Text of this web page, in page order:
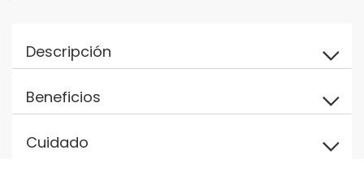
Descripción
Beneficios
Cuidado